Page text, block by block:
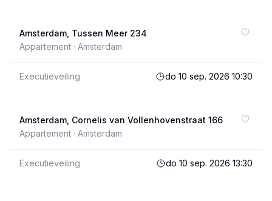
Amsterdam, Tussen Meer 234
Appartement · Amsterdam
Executieveiling do 10 sep. 2026 10:30
Amsterdam, Cornelis van Vollenhovenstraat 166
Appartement · Amsterdam
Executieveiling do 10 sep. 2026 13:30